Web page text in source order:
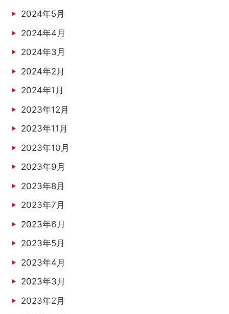
2024年5月
2024年4月
2024年3月
2024年2月
2024年1月
2023年12月
2023年11月
2023年10月
2023年9月
2023年8月
2023年7月
2023年6月
2023年5月
2023年4月
2023年3月
2023年2月